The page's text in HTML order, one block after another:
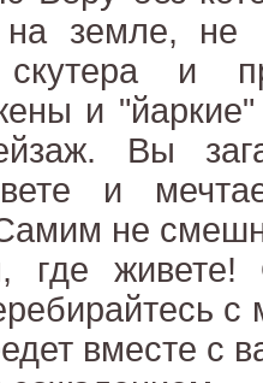
на земле,
скутера и
и
Вы
и
не
где живете!
вместе с